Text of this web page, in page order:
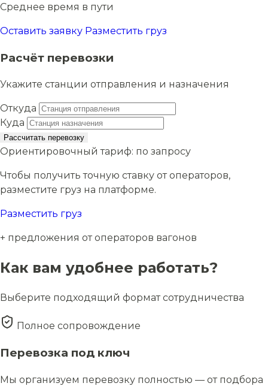
Среднее время в пути
Оставить заявку Разместить груз
Расчёт перевозки
Укажите станции отправления и назначения
Откуда
Куда
Рассчитать перевозку
Ориентировочный тариф: по запросу
Чтобы получить точную ставку от операторов,
разместите груз на платформе.
Разместить груз
+ предложения от операторов вагонов
Как вам удобнее работать?
Выберите подходящий формат сотрудничества
Полное сопровождение
Перевозка под ключ
Мы организуем перевозку полностью — от подбора